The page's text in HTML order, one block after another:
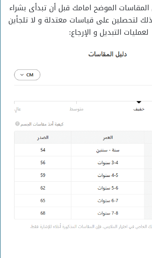
الموضح امامك قبل أن تبدأى بشراء
لتحصلين على قياسات معتدلة و لا تلجأين
لعمليات التبديل و الإرجاع: